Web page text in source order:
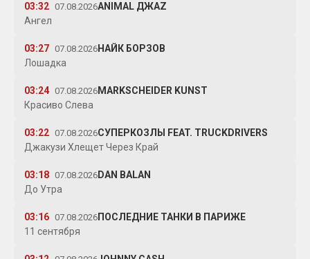
03:32 07.08.2026ANIMAL ДЖАZ
Ангел
03:27 07.08.2026 НАЙК БОРЗОВ
Лошадка
03:24 07.08.2026 MARKSCHEIDER KUNST
Красиво Слева
03:22 07.08.2026СУПЕРКОЗЛЫ FEAT. TRUCKDRIVERS
Джакузи Хлещет Через Край
03:18 07.08.2026 DAN BALAN
До Утра
03:16 07.08.2026 ПОСЛЕДНИЕ ТАНКИ В ПАРИЖЕ
11 сентября